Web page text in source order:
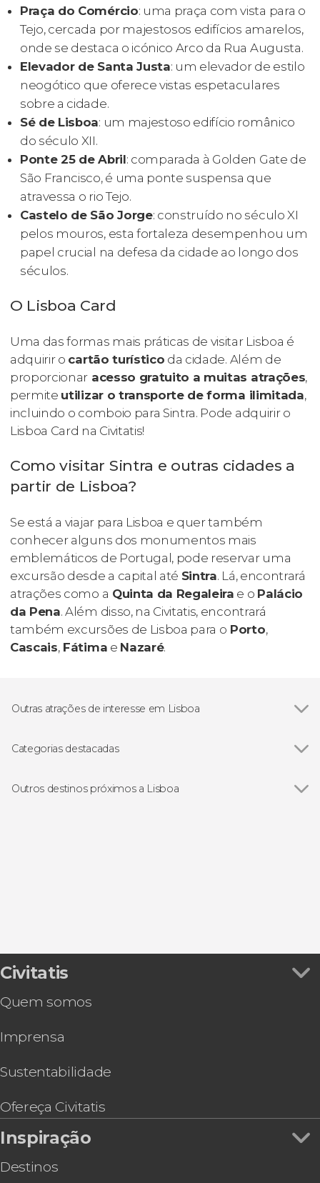
Praça do Comércio: uma praça com vista para o
Tejo, cercada por majestosos edifícios amarelos,
onde se destaca o icónico Arco da Rua Augusta.
Elevador de Santa Justa: um elevador de estilo
neogótico que oferece vistas espetaculares
sobre a cidade.
Sé de Lisboa: um majestoso edifício românico
do século XII.
Ponte 25 de Abril: comparada à Golden Gate de
São Francisco, é uma ponte suspensa que
atravessa o rio Tejo.
Castelo de São Jorge: construído no século XI
pelos mouros, esta fortaleza desempenhou um
papel crucial na defesa da cidade ao longo dos
séculos.
O Lisboa Card
Uma das formas mais práticas de visitar Lisboa é
adquirir o cartão turístico da cidade. Além de
proporcionar acesso gratuito a muitas atrações,
permite utilizar o transporte de forma ilimitada,
incluindo o comboio para Sintra. Pode adquirir o
Lisboa Card na Civitatis!
Como visitar Sintra e outras cidades a
partir de Lisboa?
Se está a viajar para Lisboa e quer também
conhecer alguns dos monumentos mais
emblemáticos de Portugal, pode reservar uma
excursão desde a capital até Sintra. Lá, encontrará
atrações como a Quinta da Regaleira e o Palácio
da Pena. Além disso, na Civitatis, encontrará
também excursões de Lisboa para o Porto,
Cascais,Fátima e Nazaré.
Outras atrações de interesse em Lisboa
Torre de Belém
Padrão dos Descobrimentos
Categorias destacadas
Free Tour
Outros destinos próximos a Lisboa
Civitatis
Quem somos
Imprensa
Sustentabilidade
Ofereça Civitatis
Inspiração
Destinos